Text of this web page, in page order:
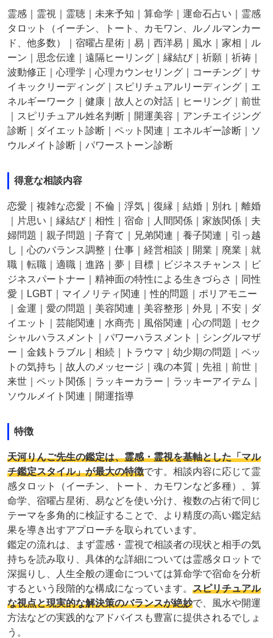
霊感｜霊視｜霊聴｜未来予知｜算命学｜運命石占い｜霊感
タロット（イーチン、トート、カモワン、ルノルマンカー
ド、他多数）｜宿曜占星術｜易｜西洋易｜風水｜家相｜ル
ーン｜思念伝達｜遠隔ヒーリング｜縁結び｜祈願｜祈祷｜
波動修正｜心理学｜心理カウンセリング｜コーチング｜サ
イキックリーディング｜スピリチュアルリーディング｜エ
ネルギーワーク｜健康｜故人との対話｜ヒーリング｜前世
｜スピリチュアル姓名判断｜開運美容｜アンチエイジング
診断｜ダイエット診断｜ペット関連｜エネルギー診断｜ソ
ウルメイト診断｜パワーストーン診断
得意な相談内容
恋愛｜複雑な恋愛｜不倫｜浮気｜復縁｜結婚｜別れ｜離婚
｜片思い｜縁結び｜相性｜宿命｜人間関係｜家族関係｜夫
婦問題｜親子問題｜子育て｜兄弟関連｜養子関連｜引っ越
し｜心のバランス調整｜仕事｜経営相談｜開業｜廃業｜就
職｜転職｜適職｜進路｜夢｜目標｜ビジネスチャンス｜ビ
ジネスパートナー｜精神面の特性による生きづらさ｜同性
愛｜LGBT｜マイノリティ関連｜性的問題｜ポリアモニー
｜金運｜愛の問題｜美容関連｜美容整形｜外見｜不安｜ダ
イエット｜芸能関連｜水商売｜風俗関連｜心の問題｜セク
シャルハラスメント｜パワーハラスメント｜シングルマザ
ー｜金銭トラブル｜相続｜トラウマ｜幼少期の問題｜ペッ
トの気持ち｜故人のメッセージ｜魂の本質｜先祖｜前世｜
来世｜ペット関係｜ラッキーカラー｜ラッキーアイテム｜
ソウルメイト関連｜開運指導
特徴
天河りんご先生の鑑定は、霊感・霊視を基軸とした「マル
チ鑑定スタイル」が最大の特徴です。相談内容に応じて霊
感タロット（イーチン、トート、カモワンなど多種）、算
命学、宿曜占星術、易などを使い分け、複数の占術で同じ
テーマを多角的に検証することで、より精度の高い鑑定結
果を導き出すアプローチを取られています。
鑑定の流れは、まず霊感・霊視で相談者の現状と相手の気
持ちを読み取り、具体的な詳細については霊感タロットで
深掘りし、人生全般の運命については算命学で宿命を分析
するという段階的な構成になっています。 スピリチュアル
な視点と現実的な解決策のバランスが絶妙で、風水や開運
方法などの実践的なアドバイスも豊富に提供されるでしょ
う。